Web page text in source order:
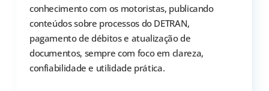
conhecimento com os motoristas, publicando
conteúdos sobre processos do DETRAN,
pagamento de débitos e atualização de
documentos, sempre com foco em clareza,
confiabilidade e utilidade prática.